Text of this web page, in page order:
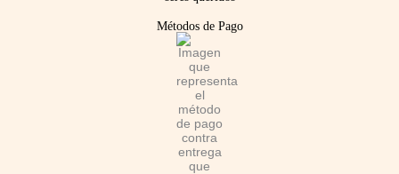
a s
a
p
p
Métodos de Pago